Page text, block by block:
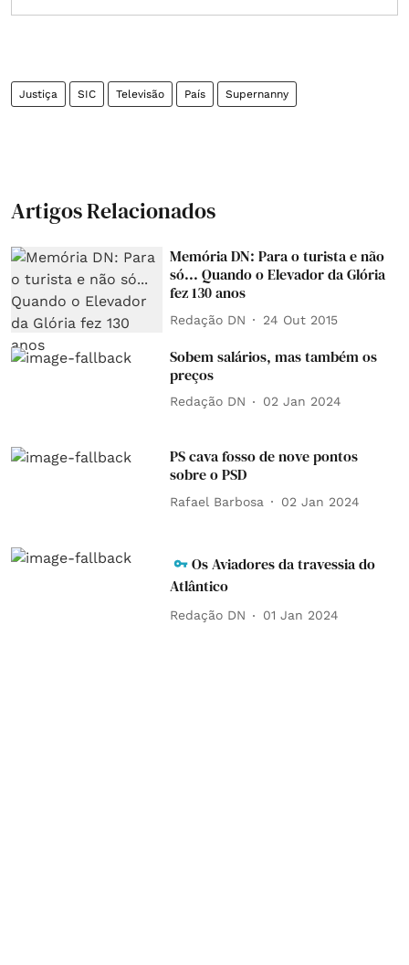
Justiça SIC Televisão País Supernanny
Artigos Relacionados
Memória DN: Para o turista e não
só... Quando o Elevador da Glória
fez 130 anos
Redação DN 24 Out 2015
Sobem salários, mas também os
preços
Redação DN 02 Jan 2024
PS cava fosso de nove pontos
sobre o PSD
Rafael Barbosa 02 Jan 2024
Os Aviadores da travessia do
Atlântico
Redação DN 01 Jan 2024